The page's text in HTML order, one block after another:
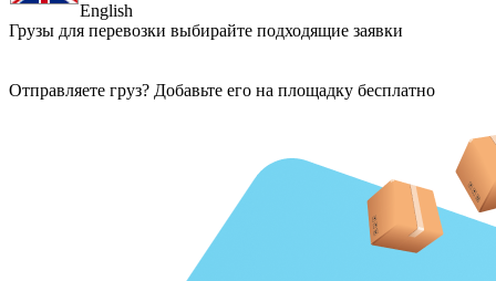
English
Грузы для перевозки выбирайте подходящие заявки
Отправляете груз? Добавьте его на площадку бесплатно